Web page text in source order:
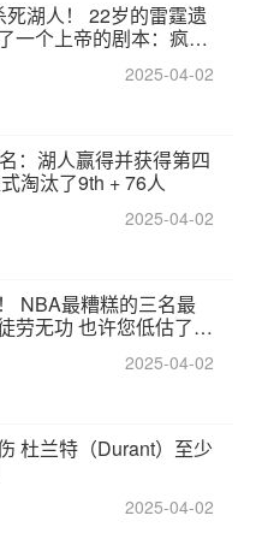
死湖人！ 22岁的雷霆遗
一个上帝的剧本：疯狂
2025-04-02
：湖人赢得并获得第四
淘汰了9th + 76人
2025-04-02
NBA最糟糕的三名最
劳无功 也许您低估了硬
2025-04-02
杜兰特（Durant）至少
2025-04-02